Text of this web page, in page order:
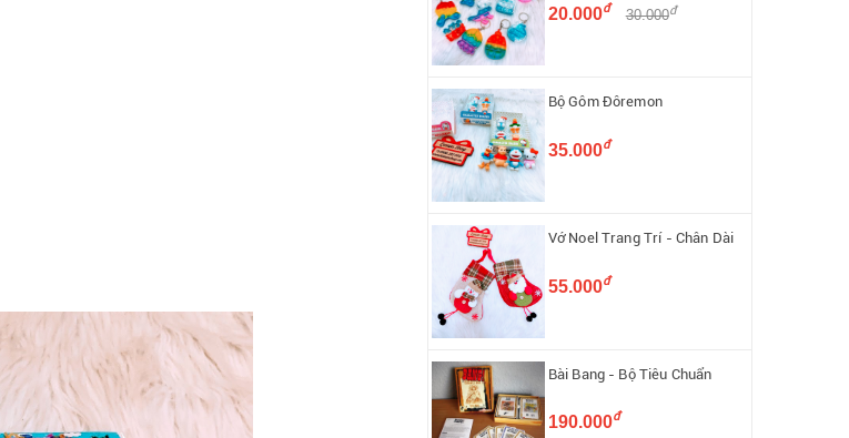
20.000đ 30.000đ
Bộ Gôm Đôremon
35.000đ
Vớ Noel Trang Trí - Chân Dài
55.000đ
Bài Bang - Bộ Tiêu Chuẩn
190.000đ